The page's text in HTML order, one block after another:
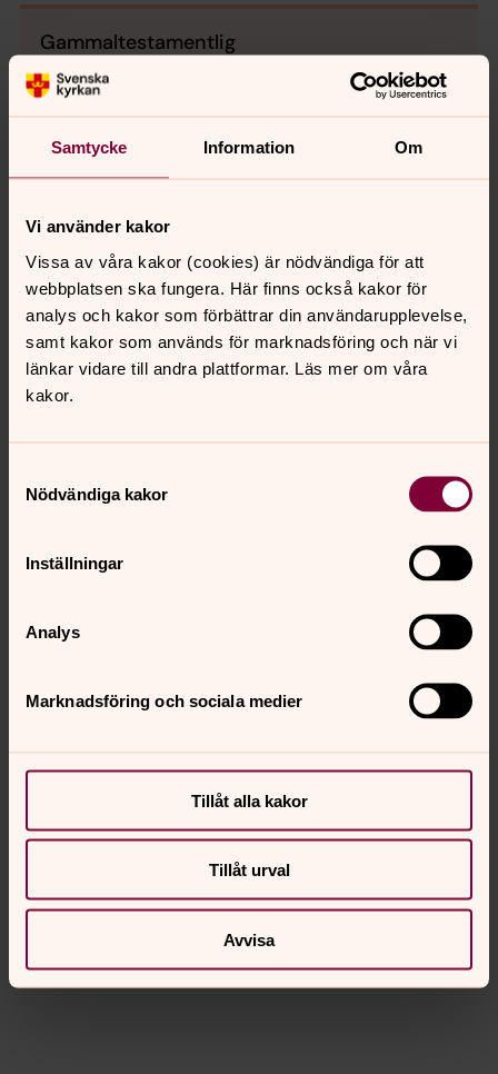
Samtycke Information Om
Vi använder kakor
Vissa av våra kakor (cookies) är nödvändiga för att
webbplatsen ska fungera. Här finns också kakor för
analys och kakor som förbättrar din användarupplevelse,
samt kakor som används för marknadsföring och när vi
länkar vidare till andra plattformar. Läs mer om våra
kakor.
Nödvändiga kakor
Inställningar
Analys
Marknadsföring och sociala medier
Tillåt alla kakor
Tillåt urval
Avvisa
Gammaltestamentlig
Epistel
Evangelium
Psaltarpsalm
Kyrkoårets bibeltexter
Texter ur Bibel 2000 ©Svenska Bibelsällskapet